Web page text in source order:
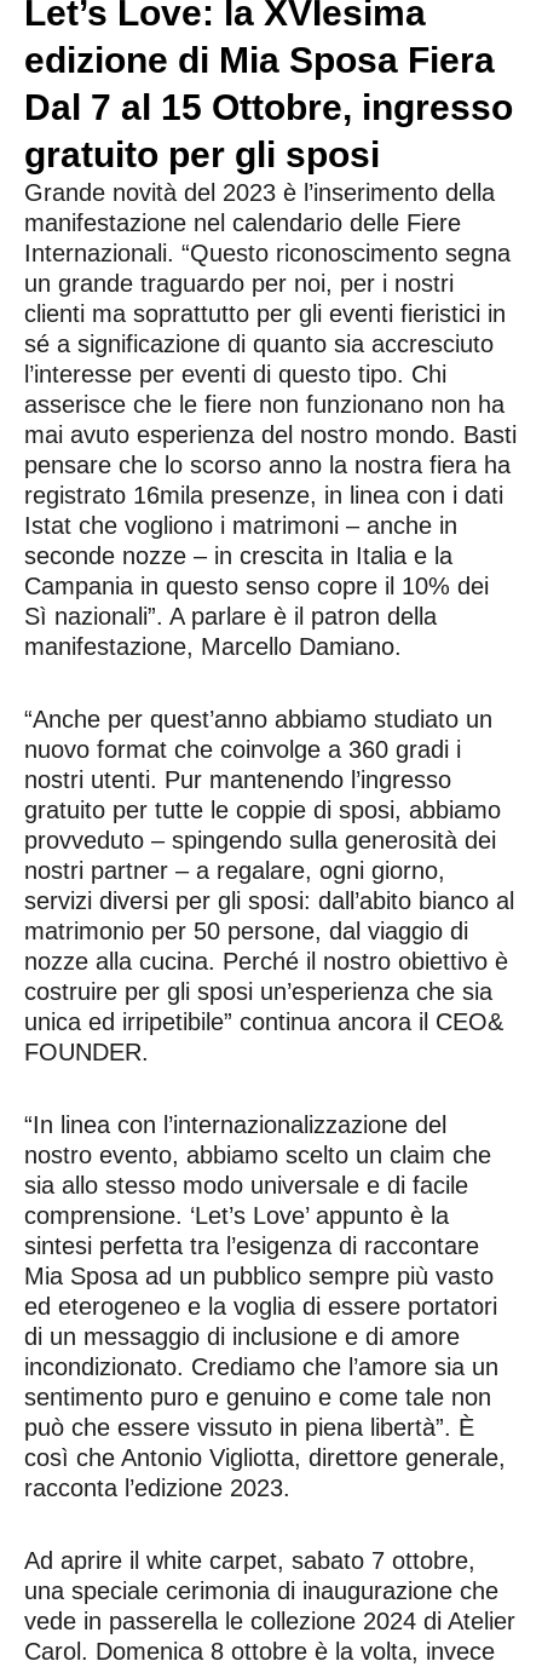
Let’s Love: la XVIesima
edizione di Mia Sposa Fiera
Dal 7 al 15 Ottobre, ingresso
gratuito per gli sposi
Grande novità del 2023 è l’inserimento della
manifestazione nel calendario delle Fiere
Internazionali. “Questo riconoscimento segna
un grande traguardo per noi, per i nostri
clienti ma soprattutto per gli eventi fieristici in
sé a significazione di quanto sia accresciuto
l’interesse per eventi di questo tipo. Chi
asserisce che le fiere non funzionano non ha
mai avuto esperienza del nostro mondo. Basti
pensare che lo scorso anno la nostra fiera ha
registrato 16mila presenze, in linea con i dati
Istat che vogliono i matrimoni – anche in
seconde nozze – in crescita in Italia e la
Campania in questo senso copre il 10% dei
Sì nazionali”. A parlare è il patron della
manifestazione, Marcello Damiano.
“Anche per quest’anno abbiamo studiato un
nuovo format che coinvolge a 360 gradi i
nostri utenti. Pur mantenendo l’ingresso
gratuito per tutte le coppie di sposi, abbiamo
provveduto – spingendo sulla generosità dei
nostri partner – a regalare, ogni giorno,
servizi diversi per gli sposi: dall’abito bianco al
matrimonio per 50 persone, dal viaggio di
nozze alla cucina. Perché il nostro obiettivo è
costruire per gli sposi un’esperienza che sia
unica ed irripetibile” continua ancora il CEO&
FOUNDER.
“In linea con l’internazionalizzazione del
nostro evento, abbiamo scelto un claim che
sia allo stesso modo universale e di facile
comprensione. ‘Let’s Love’ appunto è la
sintesi perfetta tra l’esigenza di raccontare
Mia Sposa ad un pubblico sempre più vasto
ed eterogeneo e la voglia di essere portatori
di un messaggio di inclusione e di amore
incondizionato. Crediamo che l’amore sia un
sentimento puro e genuino e come tale non
può che essere vissuto in piena libertà”. È
così che Antonio Vigliotta, direttore generale,
racconta l’edizione 2023.
Ad aprire il white carpet, sabato 7 ottobre,
una speciale cerimonia di inaugurazione che
vede in passerella le collezione 2024 di Atelier
Carol. Domenica 8 ottobre è la volta, invece